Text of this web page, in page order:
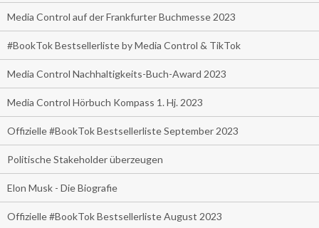
Media Control auf der Frankfurter Buchmesse 2023
#BookTok Bestsellerliste by Media Control & TikTok
Media Control Nachhaltigkeits-Buch-Award 2023
Media Control Hörbuch Kompass 1. Hj. 2023
Offizielle #BookTok Bestsellerliste September 2023
Politische Stakeholder überzeugen
Elon Musk - Die Biografie
Offizielle #BookTok Bestsellerliste August 2023